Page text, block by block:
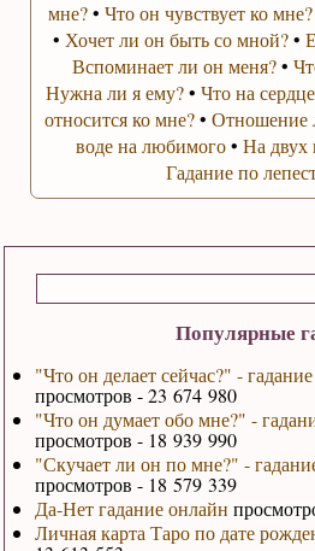
Популярные
"Что он делает сейчас?" -
просмотров - 23 674 980
"Что он думает обо мне?" -
просмотров - 18 939 990
"Скучает ли он по мне?" -
просмотров - 18 579 339
Да-Нет гадание онлайн
Личная карта Таро по дате
мне?• Что он чувствует ко мне?
• Хочет ли он быть со мной?•
Вспоминает ли он меня?•
Нужна ли я ему?• Что на
относится ко мне?• Отношение
воде на любимого•На двух
Гадание по